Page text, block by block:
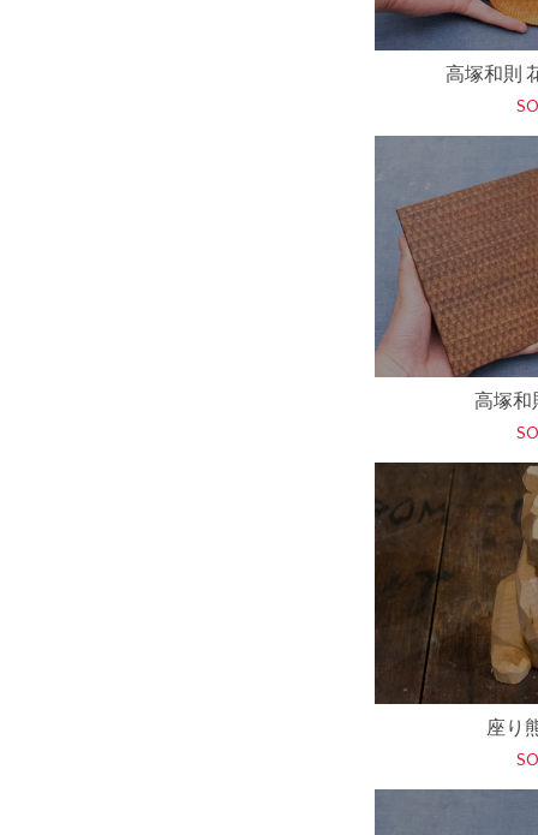
高塚和則
高塚和
座り